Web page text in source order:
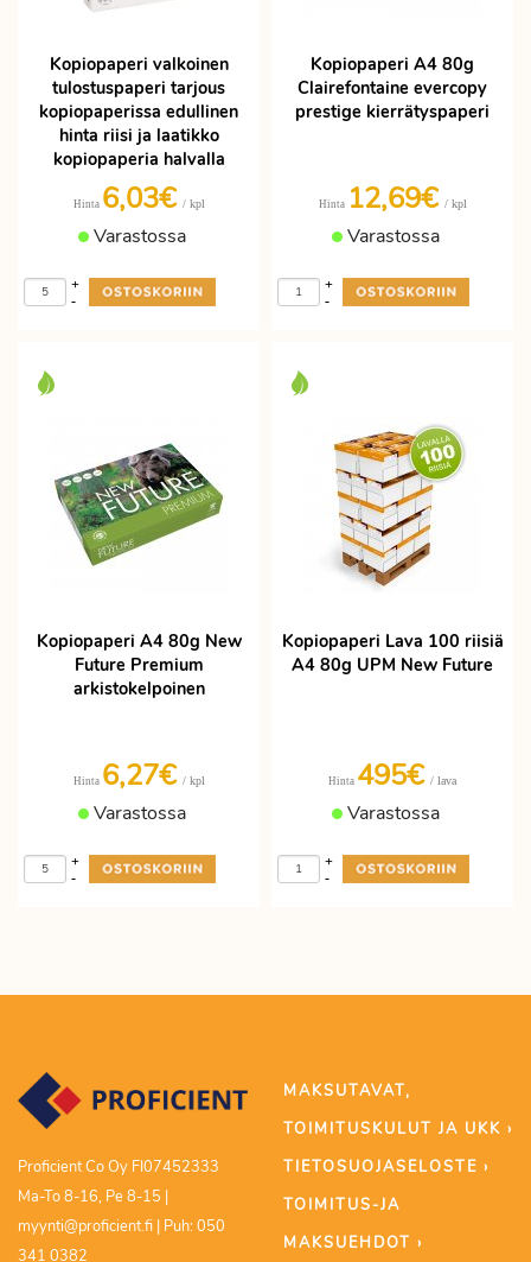
Kopiopaperi valkoinen
tulostuspaperi tarjous
kopiopaperissa edullinen
hinta riisi ja laatikko
kopiopaperia halvalla
Hinta 6,03€ / kpl
Varastossa
-
+
Kopiopaperi A4 80g
Clairefontaine evercopy
prestige kierrätyspaperi
Hinta 12,69€ / kpl
Varastossa
-
+
Kopiopaperi A4 80g New
Future Premium
arkistokelpoinen
Hinta 6,27€ / kpl
Varastossa
-
+
Kopiopaperi Lava 100 riisiä
A4 80g UPM New Future
Hinta 495€ / lava
Varastossa
-
+
Proficient Co Oy FI07452333
Ma-To 8-16, Pe 8-15 |
myynti@proficient.fi | Puh: 050
341 0382
MAKSUTAVAT,
TOIMITUSKULUT JA UKK ›
TIETOSUOJASELOSTE ›
TOIMITUS-JA
MAKSUEHDOT ›